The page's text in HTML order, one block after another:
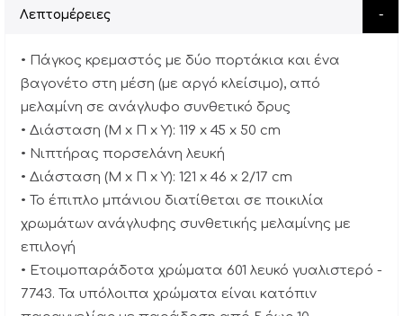
Λεπτομέρειες
• Πάγκος κρεμαστός με δύο πορτάκια και ένα
βαγονέτο στη μέση (με αργό κλείσιμο), από
μελαμίνη σε ανάγλυφο συνθετικό δρυς
• Διάσταση (Μ x Π x Υ): 119 x 45 x 50 cm
• Νιπτήρας πορσελάνη λευκή
• Διάσταση (Μ x Π x Υ): 121 x 46 x 2/17 cm
• Το έπιπλο μπάνιου διατίθεται σε ποικιλία
χρωμάτων ανάγλυφης συνθετικής μελαμίνης με
επιλογή
• Ετοιμοπαράδοτα χρώματα 601 λευκό γυαλιστερό -
7743. Τα υπόλοιπα χρώματα είναι κατόπιν